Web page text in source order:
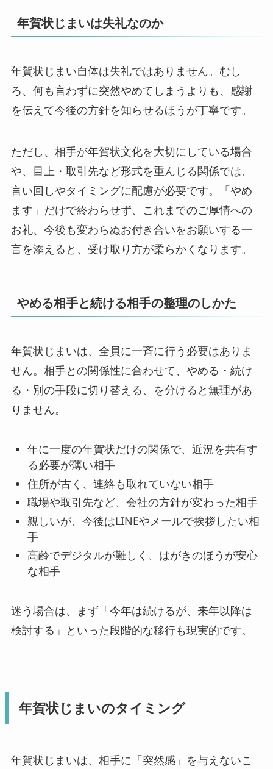
年賀状じまいは失礼なのか
年賀状じまい自体は失礼ではありません。むし
ろ、何も言わずに突然やめてしまうよりも、感謝
を伝えて今後の方針を知らせるほうが丁寧です。
ただし、相手が年賀状文化を大切にしている場合
や、目上・取引先など形式を重んじる関係では、
言い回しやタイミングに配慮が必要です。「やめ
ます」だけで終わらせず、これまでのご厚情への
お礼、今後も変わらぬお付き合いをお願いする一
言を添えると、受け取り方が柔らかくなります。
やめる相手と続ける相手の整理のしかた
年賀状じまいは、全員に一斉に行う必要はありま
せん。相手との関係性に合わせて、やめる・続け
る・別の手段に切り替える、を分けると無理があ
りません。
年に一度の年賀状だけの関係で、近況を共有す
る必要が薄い相手
住所が古く、連絡も取れていない相手
職場や取引先など、会社の方針が変わった相手
親しいが、今後はLINEやメールで挨拶したい相
手
高齢でデジタルが難しく、はがきのほうが安心
な相手
迷う場合は、まず「今年は続けるが、来年以降は
検討する」といった段階的な移行も現実的です。
年賀状じまいのタイミング
年賀状じまいは、相手に「突然感」を与えないこ